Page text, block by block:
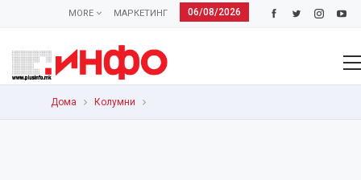
06/08/2026
МАРКЕТИНГ
MORE
Дома Колумни